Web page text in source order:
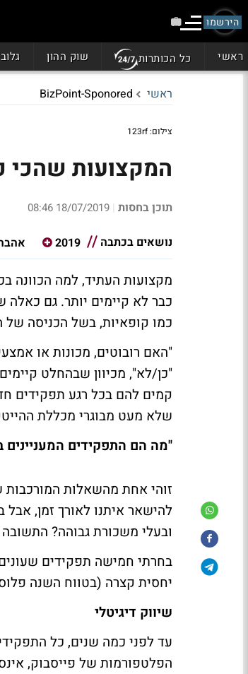
הירשמו
ראשי כל הכותרות שוק ההון
ראשי BizPoint-Sponored
צילום: 123rf
המקצועות שהכי
תוכן בחסות |
18/07/2019 08:46
נושאים בכתבה
2019
מקצועות העתיד, למה הכוונה
כבר לא קיימים יותר. גם כאלה
כמו קופאיות, בשל הכניסה
"האם רובוטים, מכונות או
"כן/לא", מכיוון שבהחלט
קמים להם בכל רגע תפקידים
שלא מעט מבוגרי מכללת
"מה הם התפקידים המעניינים
זוהי אחת מהשאלות המורכבות
להישאר איתנו לאורך זמן, אבל
ובעלי משכורת גבוהה?
בחרתי חמישה תפקידים
יחסית קצרה (בטווח השנה
שיווק דיגיטלי
עד לפני כמה שנים, כל
הפלטפורמות של פייסבוק,